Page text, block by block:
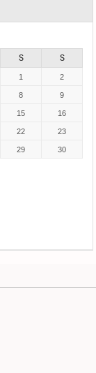
S S
1 2
8 9
15 16
22 23
29 30